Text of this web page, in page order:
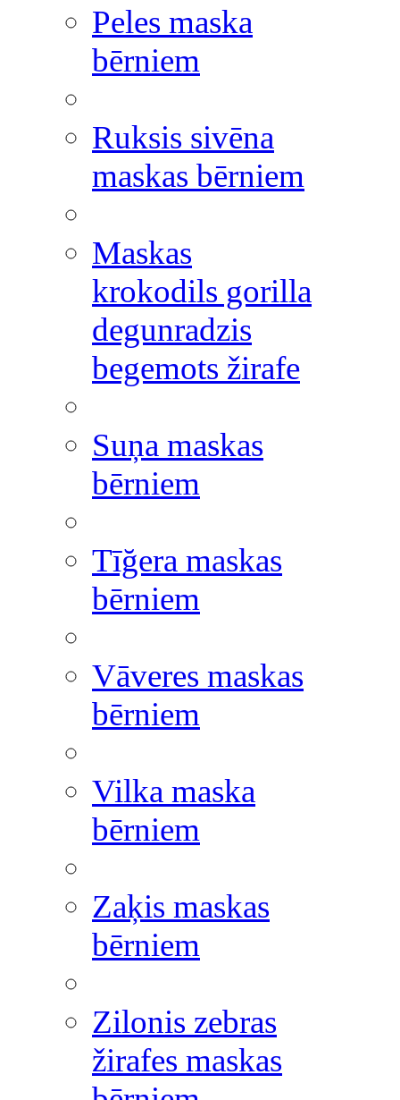
Peles maska
bērniem
Ruksis sivēna
maskas bērniem
Maskas
krokodils gorilla
degunradzis
begemots žirafe
Suņa maskas
bērniem
Tīğera maskas
bērniem
Vāveres maskas
bērniem
Vilka maska
bērniem
Zaķis maskas
bērniem
Zilonis zebras
žirafes maskas